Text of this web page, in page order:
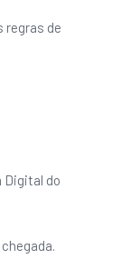
regras de
Digital do